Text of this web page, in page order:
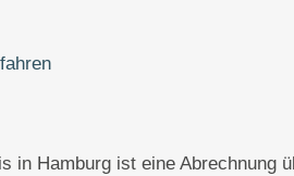
in Hamburg ist eine